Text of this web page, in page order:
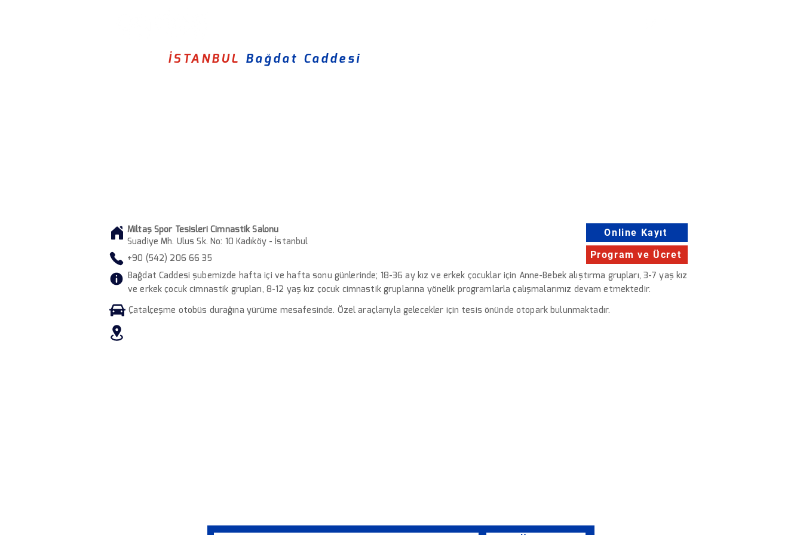
İSTANBUL Bağdat Caddesi
Miltaş Spor Tesisleri Cimnastik Salonu
Suadiye Mh. Ulus Sk. No: 10 Kadıköy - İstanbul
+90 (542) 206 66 35
Online Kayıt
Program ve Ücret
Bağdat Caddesi şubemizde hafta içi ve hafta sonu günlerinde; 18-36 ay kız ve erkek çocuklar için Anne-Bebek alıştırma grupları, 3-7 yaş kız
ve erkek çocuk cimnastik grupları, 8-12 yaş kız çocuk cimnastik gruplarına yönelik programlarla çalışmalarımız devam etmektedir.
Çatalçeşme otobüs durağına yürüme mesafesinde. Özel araçlarıyla gelecekler için tesis önünde otopark bulunmaktadır.